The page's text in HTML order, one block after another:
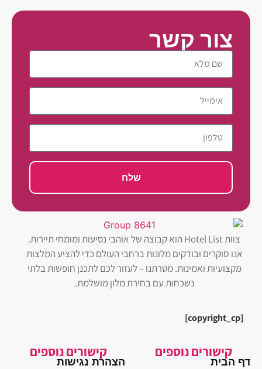
צור קשר
שלח
צוות Hotel List הוא קבוצה של אוהבי נסיעות ומומחי תיירות.
אנו סוקרים ובודקים מלונות ברחבי העולם כדי להציע המלצות
מקצועיות ואמינות. מטרתנו – לעזור לכם לתכנן חופשות בלתי
נשכחות עם בחירת מלון מושלמת.
[copyright_cp]
קישורים נוספים
דף הבית
קישורים נוספים
הצהרת נגישות